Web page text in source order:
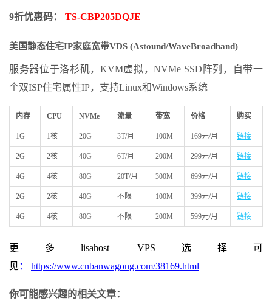
9折优惠码： TS-CBP205DQJE
美国静态住宅IP家庭宽带VDS (Astound/WaveBroadband)
服务器位于洛杉矶，KVM虚拟，NVMe SSD阵列，自带一
个双ISP住宅属性IP，支持Linux和Windows系统
内存 CPU NVMe 流量 带宽 价格 购买
1G 1核 20G 3T/月 100M 169元/月 链接
2G 2核 40G 6T/月 200M 299元/月 链接
4G 4核 80G 20T/月 300M 699元/月 链接
2G 2核 40G 不限 100M 399元/月 链接
4G 4核 80G 不限 200M 599元/月 链接
更多lisahost VPS 选择可
见 ： https://www.cnbanwagong.com/38169.html
你可能感兴趣的相关文章：